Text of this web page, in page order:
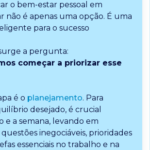
o bem-estar pessoal em
não é apenas uma opção. É uma
para o sucesso
a pergunta:
começar a priorizar esse
é o planejamento. Para
desejado, é crucial
e a semana, levando em
inegociáveis, prioridades
essenciais no trabalho e na